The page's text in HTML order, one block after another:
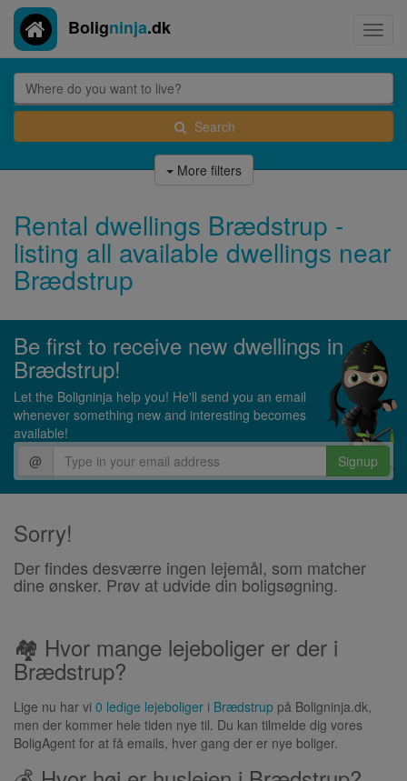
Boligninja.dk
Search
More filters
Rental dwellings Brædstrup -
listing all available dwellings near
Brædstrup
Be first to receive new dwellings in
Brædstrup!
Let the Boligninja help you! He'll send you an email
whenever something new and interesting becomes
available!
@
Signup
Sorry!
Der findes desværre ingen lejemål, som matcher
dine ønsker. Prøv at udvide din boligsøgning.
🏘 Hvor mange lejeboliger er der i
Brædstrup?
Lige nu har vi 0 ledige lejeboliger i Brædstrup på Boligninja.dk,
men der kommer hele tiden nye til. Du kan tilmelde dig vores
BoligAgent for at få emails, hver gang der er nye boliger.